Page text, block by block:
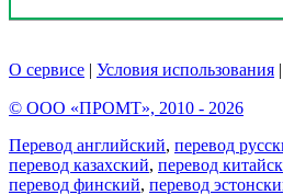
О сервисе | Условия использования |
© ООО «ПРОМТ», 2010 - 2026
Перевод английский, перевод
перевод казахский, перевод
перевод финский, перевод